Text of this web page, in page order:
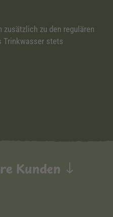
zu den regulären
Trinkwasser stets
Kunden